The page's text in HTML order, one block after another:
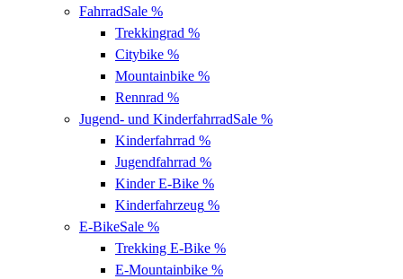
FahrradSale %
Trekkingrad %
Citybike %
Mountainbike %
Rennrad %
Jugend- und KinderfahrradSale %
Kinderfahrrad %
Jugendfahrrad %
Kinder E-Bike %
Kinderfahrzeug %
E-BikeSale %
Trekking E-Bike %
E-Mountainbike %